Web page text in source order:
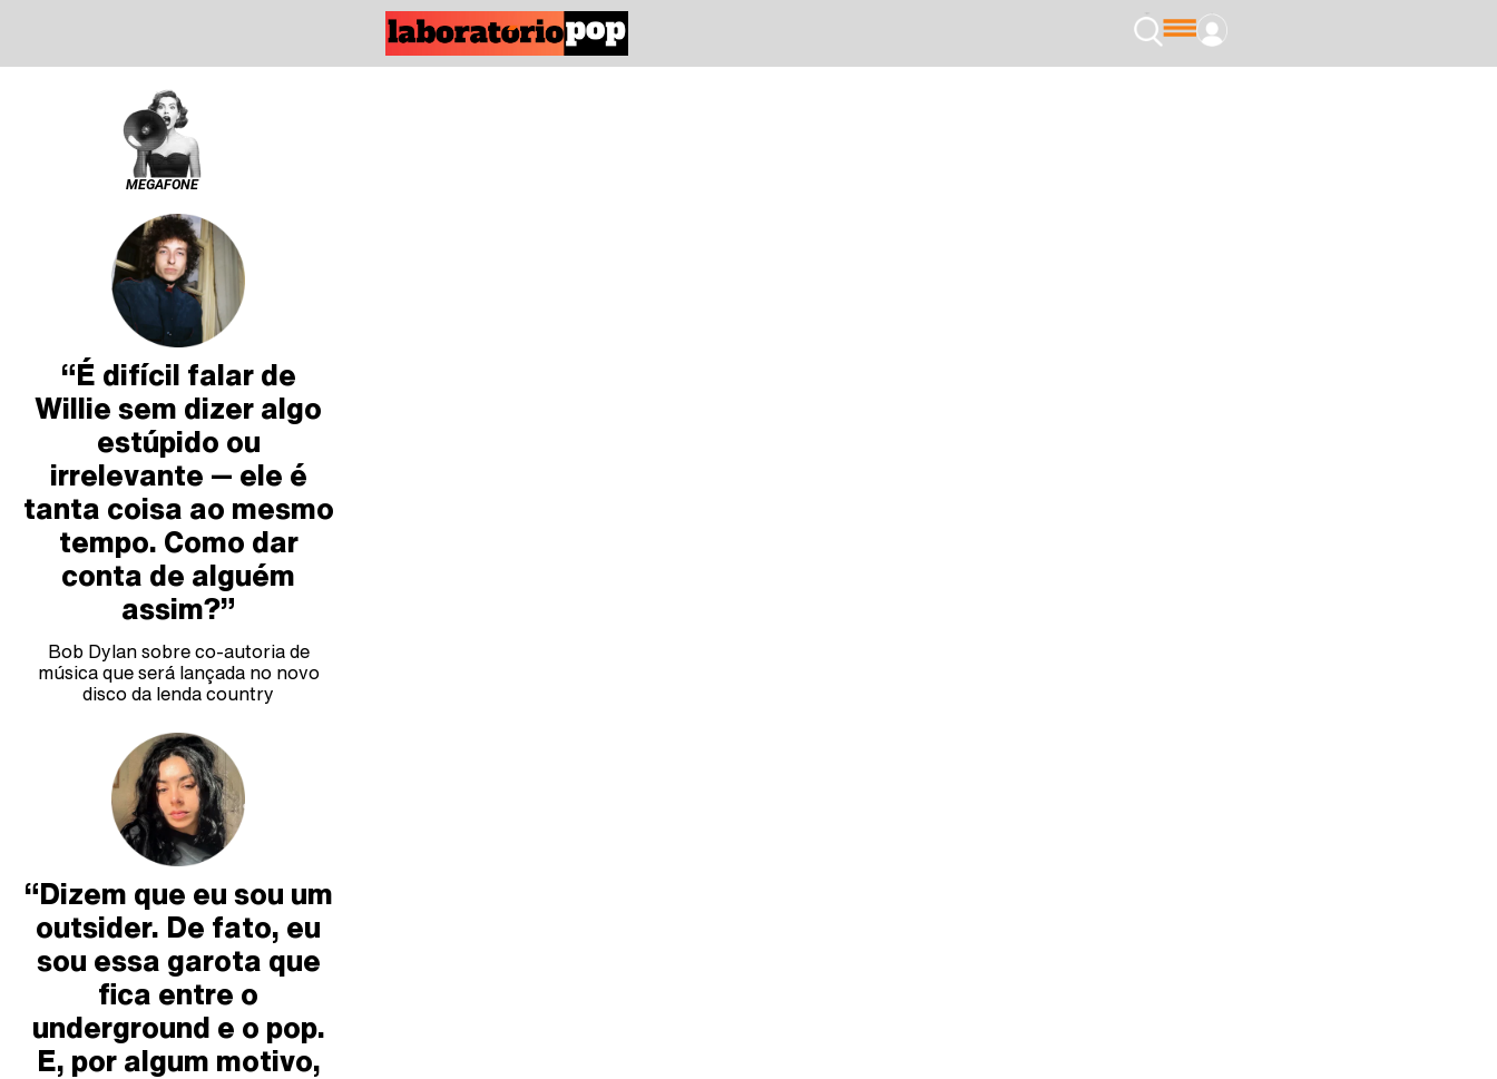
MEGAFONE
“É difícil falar de
Willie sem dizer algo
estúpido ou
irrelevante — ele é
tanta coisa ao mesmo
tempo. Como dar
conta de alguém
assim?”
Bob Dylan sobre co-autoria de
música que será lançada no novo
disco da lenda country
“Dizem que eu sou um
outsider. De fato, eu
sou essa garota que
fica entre o
underground e o pop.
E, por algum motivo,